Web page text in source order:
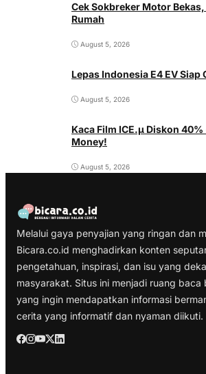
Cek Sokbreker Motor
Rumah
August 5, 2026
Lepas Indonesia E4 EV Siap
August 5, 2026
Kaca Film ICE.µ Diskon
Money!
August 5, 2026
Melalui gaya penyajian yang ringan dan
Bicara.co.id menghadirkan konten
pengetahuan, inspirasi, dan isu yang
masyarakat. Situs ini menjadi ruang baca
yang ingin mendapatkan informasi
cerita yang informatif dan nyaman diikuti.